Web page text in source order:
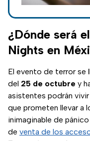
¿Dónde será
Nights en
El evento de terror se
del 25 de octubre y
asistentes podrán
que prometen llevar a
inimaginable de
de venta de los